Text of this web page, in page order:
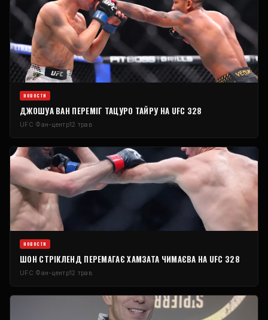
НОВОСТИ
ДЖОШУА ВАН ПЕРЕМІГ ТАЦУРО ТАЙРУ НА UFC 328
UFC Фан-центр12 трав
НОВОСТИ
ШОН СТРІКЛЕНД ПЕРЕМАГАЄ ХАМЗАТА ЧИМАЄВА НА UFC 328
UFC Фан-центр12 трав